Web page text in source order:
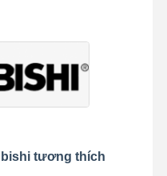
Tôi
Nhà Máy
tương thích